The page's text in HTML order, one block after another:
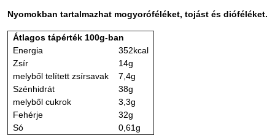
Nyomokban tartalmazhat mogyoróféléket, tojást és dióféléket.
Átlagos tápérték 100g-ban
Energia
352kcal
Zsír
14g
melyből telített zsírsavak
7,4g
Szénhidrát
38g
melyből cukrok
3,3g
Fehérje
32g
Só
0,61g